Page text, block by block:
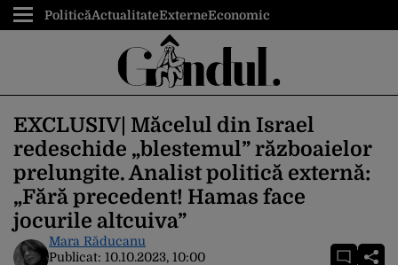
PoliticăActualitateExterneEconomic
EXCLUSIV| Măcelul din Israel
redeschide „blestemul” războaielor
prelungite. Analist politică externă:
„Fără precedent! Hamas face
jocurile altcuiva”
Mara Răducanu
Publicat: 10.10.2023, 10:00